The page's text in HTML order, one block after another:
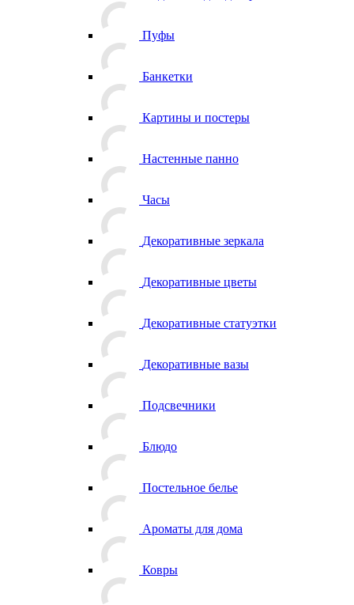
Пуфы
Банкетки
Картины и постеры
Настенные панно
Часы
Декоративные зеркала
Декоративные цветы
Декоративные статуэтки
Декоративные вазы
Подсвечники
Блюдо
Постельное белье
Ароматы для дома
Ковры